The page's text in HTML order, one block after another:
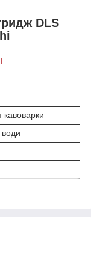
DLS
кавоварки